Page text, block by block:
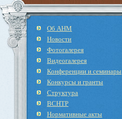
Об АНМ
Новости
Фотогалерея
Видеогалерея
Конференции и семинары
Конкурсы и гранты
Структура
ВСНТР
Нормативные акты